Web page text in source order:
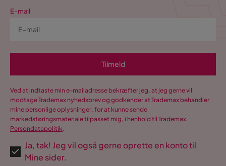
E-mail
Tilmeld
Ved at indtaste min e-mailadresse bekræfter jeg, at jeg gerne vil
modtage Trademax nyhedsbrev og godkender at Trademax behandler
mine personlige oplysninger, for at kunne sende
markedsføringsmateriale tilpasset mig, i henhold til Trademax
Persondatapolitik.
Ja, tak! Jeg vil også gerne oprette en konto til
Mine sider.